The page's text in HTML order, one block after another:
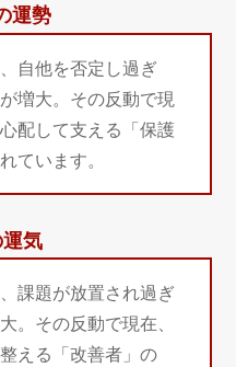
運勢
自他を否定し過ぎ
増大。その反動で現
配して支える「保護
ています。
気
課題が放置され過ぎ
。その反動で現在、
える「改善者」の